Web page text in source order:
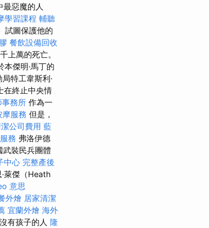
惡魔的人
學習課程 輔聽
試圖保護他的
餐飲設備回收
上萬的死亡。
傑明·馬丁的
特工韋斯利·
在終止中央情
事務所 作為一
摩服務 但是，
公司費用 藍
務 弗洛伊德
裝民兵團體
中心 完整產後
萊傑（Heath
意思
外燴 居家清潔
宜蘭外燴 海外
有孩子的人 隆